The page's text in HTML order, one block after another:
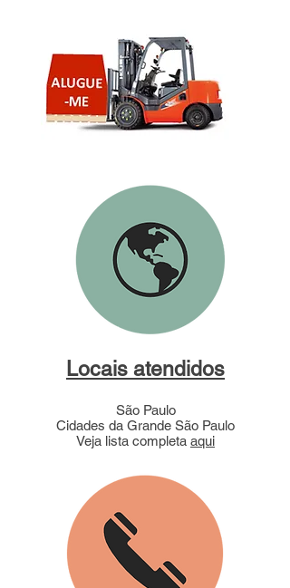
Locais atendidos
São Paulo
Cidades da Grande São Paulo
Veja lista completa aqui